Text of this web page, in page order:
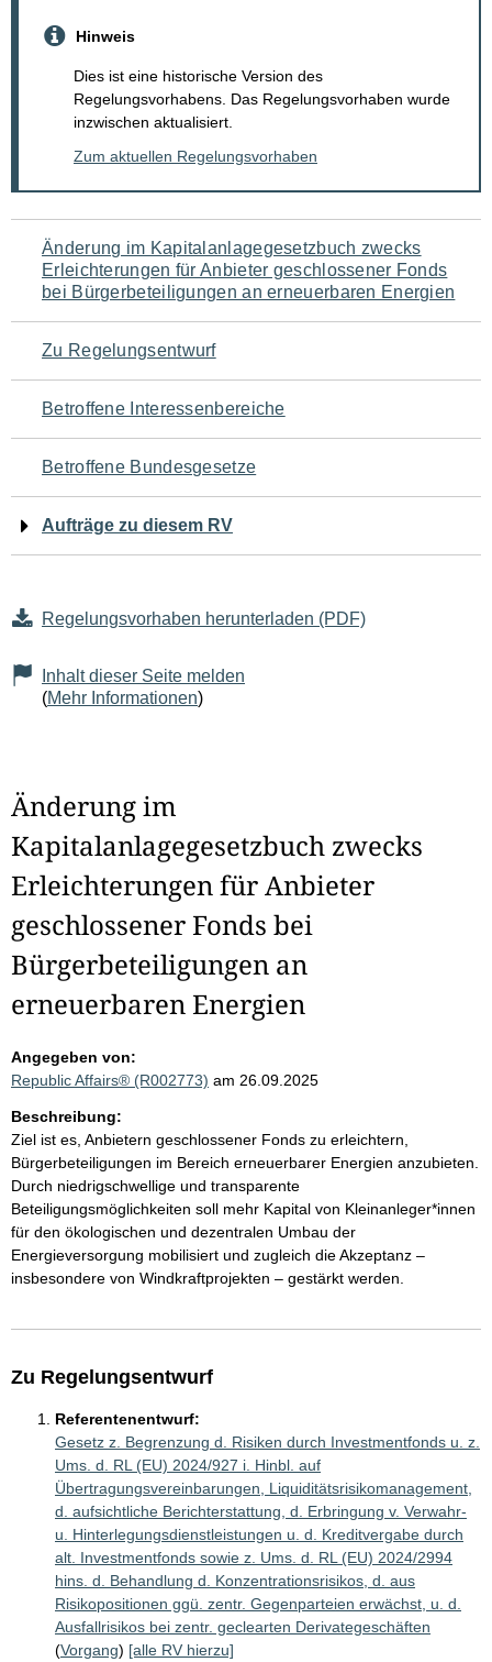
Hinweis
Dies ist eine historische Version des
Regelungsvorhabens. Das Regelungsvorhaben wurde
inzwischen aktualisiert.
Zum aktuellen Regelungsvorhaben
Navigation
für
den
Seiteninhalt
Änderung im Kapitalanlagegesetzbuch zwecks
Erleichterungen für Anbieter geschlossener Fonds
bei Bürgerbeteiligungen an erneuerbaren Energien
Zu Regelungsentwurf
Betroffene Interessenbereiche
Betroffene Bundesgesetze
Aufträge zu diesem RV
Regelungsvorhaben herunterladen (PDF)
Inhalt dieser Seite melden
(Mehr Informationen)
Änderung im
Kapitalanlagegesetzbuch zwecks
Erleichterungen für Anbieter
geschlossener Fonds bei
Bürgerbeteiligungen an
erneuerbaren Energien
Angegeben von:
Republic Affairs® (R002773) am 26.09.2025
Beschreibung:
Ziel ist es, Anbietern geschlossener Fonds zu erleichtern,
Bürgerbeteiligungen im Bereich erneuerbarer Energien anzubieten.
Durch niedrigschwellige und transparente
Beteiligungsmöglichkeiten soll mehr Kapital von Kleinanleger*innen
für den ökologischen und dezentralen Umbau der
Energieversorgung mobilisiert und zugleich die Akzeptanz –
insbesondere von Windkraftprojekten – gestärkt werden.
Zu Regelungsentwurf
Referentenentwurf:
Gesetz z. Begrenzung d. Risiken durch Investmentfonds u. z.
Ums. d. RL (EU) 2024/927 i. Hinbl. auf
Übertragungsvereinbarungen, Liquiditätsrisikomanagement,
d. aufsichtliche Berichterstattung, d. Erbringung v. Verwahr-
u. Hinterlegungsdienstleistungen u. d. Kreditvergabe durch
alt. Investmentfonds sowie z. Ums. d. RL (EU) 2024/2994
hins. d. Behandlung d. Konzentrationsrisikos, d. aus
Risikopositionen ggü. zentr. Gegenparteien erwächst, u. d.
Ausfallrisikos bei zentr. geclearten Derivategeschäften
(Vorgang) [alle RV hierzu]